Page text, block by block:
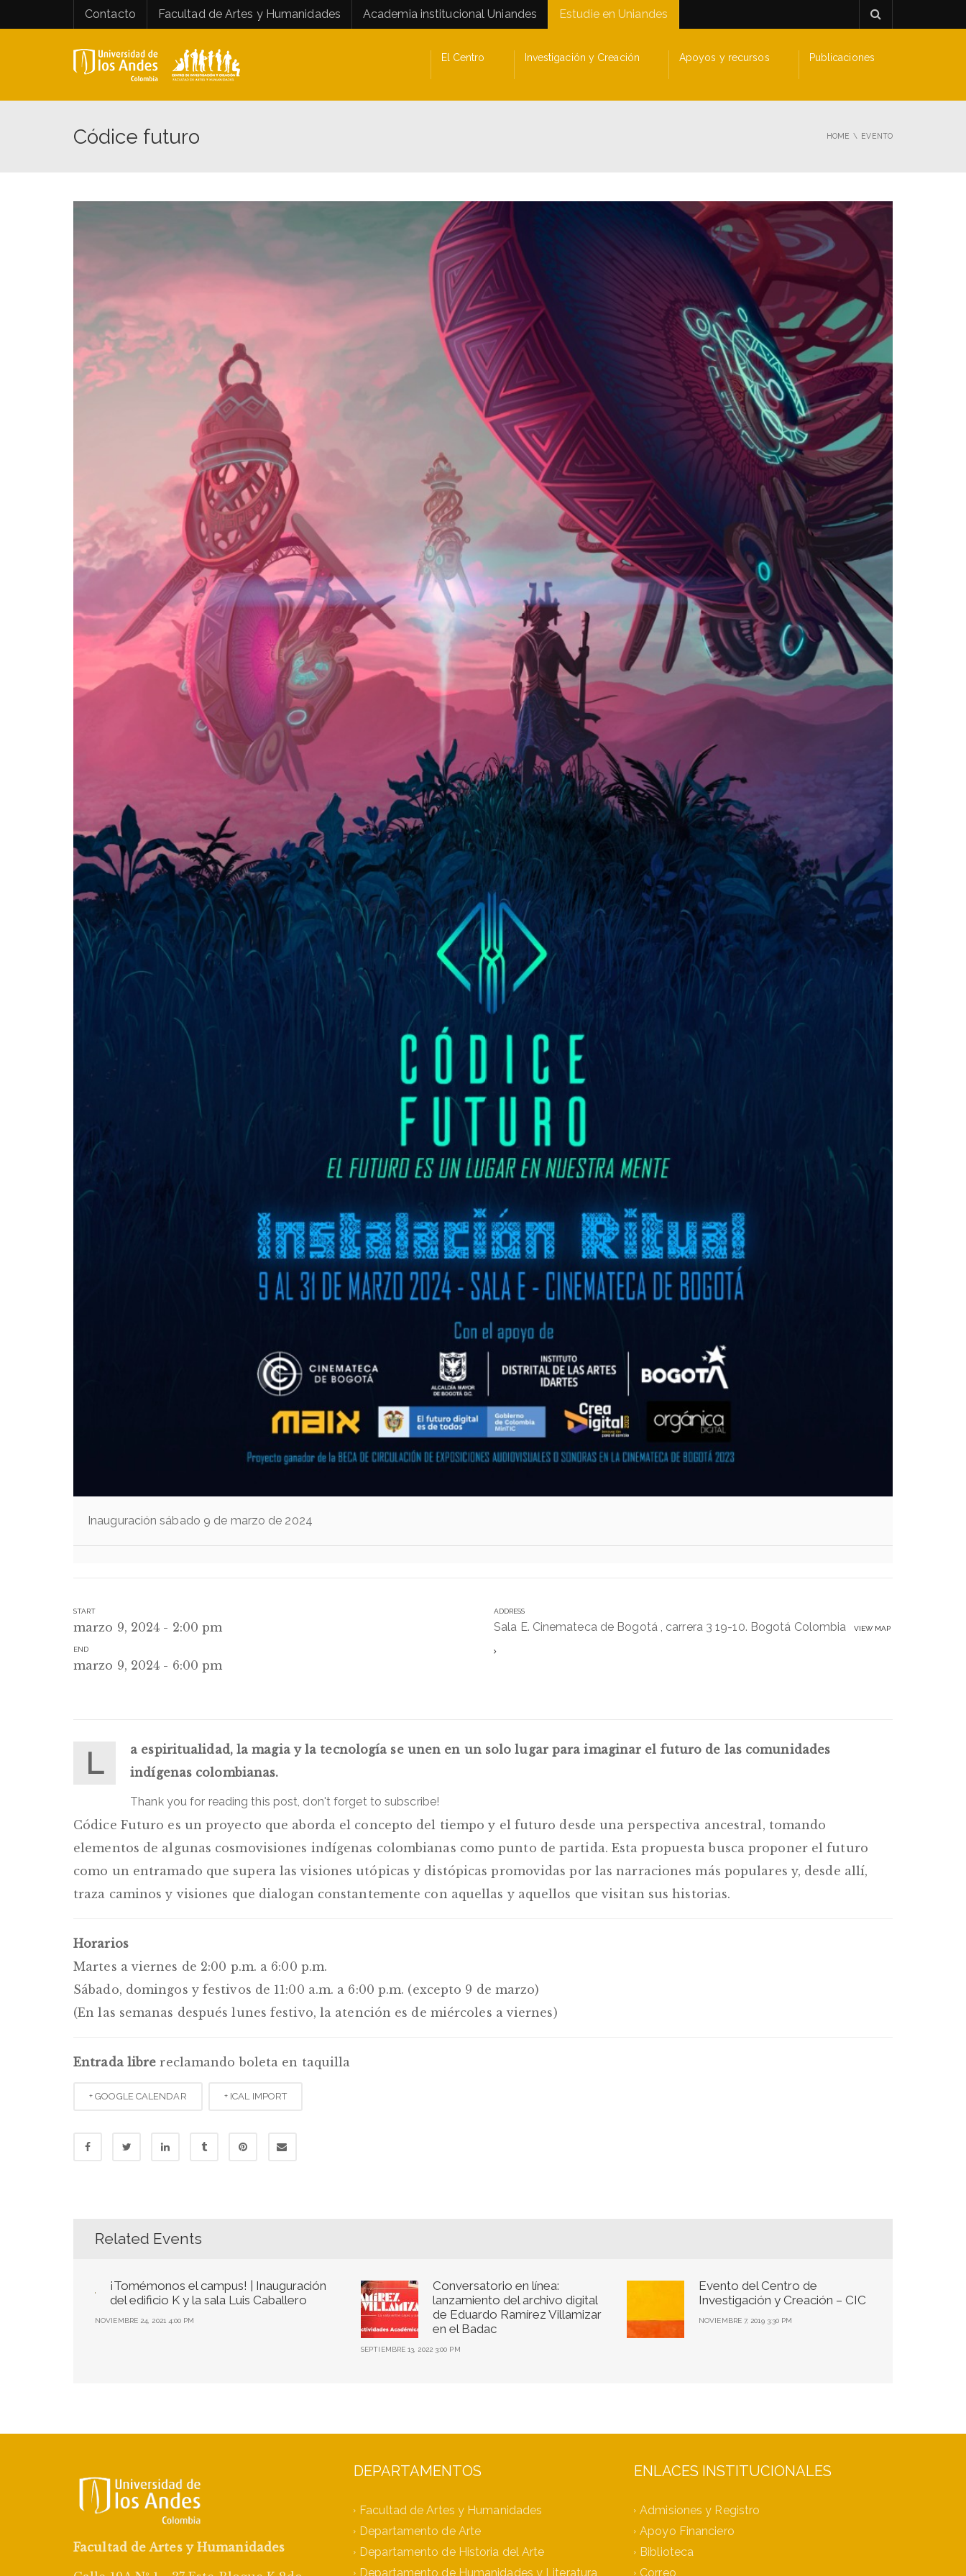
Contacto Facultad de Artes y Humanidades Academia institucional Uniandes Estudie en Uniandes
El Centro Investigación y Creación Apoyos y recursos Publicaciones
Códice futuro HOME EVENTO
Inauguración sábado 9 de marzo de 2024
START
marzo 9, 2024 - 2:00 pm
END
marzo 9, 2024 - 6:00 pm
ADDRESS
Sala E. Cinemateca de Bogotá , carrera 3 19-10. Bogotá Colombia VIEW MAP
L
a espiritualidad, la magia y la tecnología se unen en un solo lugar para imaginar el futuro de las comunidades
indígenas colombianas.
Thank you for reading this post, don't forget to subscribe!
Códice Futuro es un proyecto que aborda el concepto del tiempo y el futuro desde una perspectiva ancestral, tomando
elementos de algunas cosmovisiones indígenas colombianas como punto de partida. Esta propuesta busca proponer el futuro
como un entramado que supera las visiones utópicas y distópicas promovidas por las narraciones más populares y, desde allí,
traza caminos y visiones que dialogan constantemente con aquellas y aquellos que visitan sus historias.
Horarios
Martes a viernes de 2:00 p.m. a 6:00 p.m.
Sábado, domingos y festivos de 11:00 a.m. a 6:00 p.m. (excepto 9 de marzo)
(En las semanas después lunes festivo, la atención es de miércoles a viernes)
Entrada libre reclamando boleta en taquilla
+ GOOGLE CALENDAR + ICAL IMPORT
Related Events
¡Tomémonos el campus! | Inauguración
del edificio K y la sala Luis Caballero
NOVIEMBRE 24, 2021 4:00 PM
Conversatorio en línea:
lanzamiento del archivo digital
de Eduardo Ramírez Villamizar
en el Badac
SEPTIEMBRE 13, 2022 3:00 PM
Evento del Centro de
Investigación y Creación – CIC
NOVIEMBRE 7, 2019 3:30 PM
Facultad de Artes y Humanidades
DEPARTAMENTOS
Facultad de Artes y Humanidades
Departamento de Arte
Departamento de Historia del Arte
Departamento de Humanidades y Literatura
ENLACES INSTITUCIONALES
Admisiones y Registro
Apoyo Financiero
Biblioteca
Correo